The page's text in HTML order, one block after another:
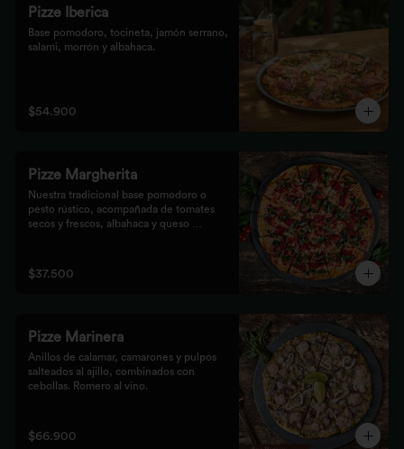
Pizze Iberica
Base pomodoro, tocineta, jamón serrano,
salami, morrón y albahaca.
$54.900
Pizze Margherita
Nuestra tradicional base pomodoro o
pesto rústico, acompañada de tomates
secos y frescos, albahaca y queso
$37.500
Pizze Marinera
Anillos de calamar, camarones y pulpos
salteados al ajillo, combinados con
cebollas. Romero al vino.
$66.900